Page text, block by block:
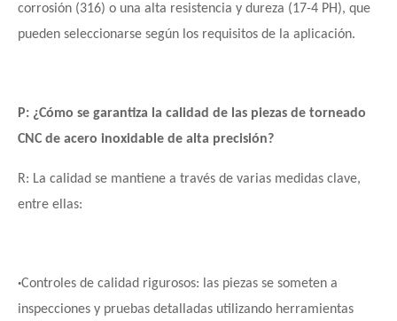
corrosión (316) o una alta resistencia y dureza (17-4 PH), que
pueden seleccionarse según los requisitos de la aplicación.
P: ¿Cómo se garantiza la calidad de las piezas de torneado
CNC de acero inoxidable de alta precisión?
R: La calidad se mantiene a través de varias medidas clave,
entre ellas:
·Controles de calidad rigurosos: las piezas se someten a
inspecciones y pruebas detalladas utilizando herramientas